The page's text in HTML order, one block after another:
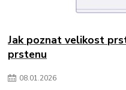
Jak poznat velikost
prstenu
08.01.2026